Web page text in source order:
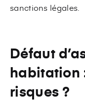
sanctions légales.
Défaut
habitation
risques ?